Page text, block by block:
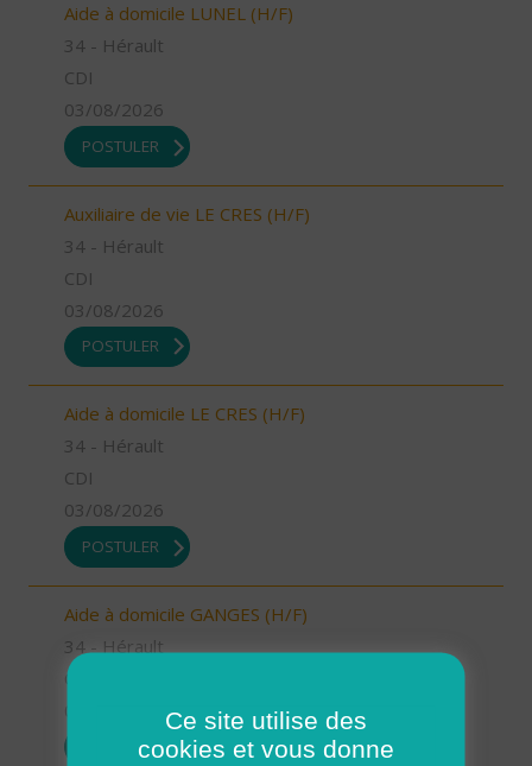
Aide à domicile LUNEL (H/F)
34 - Hérault
CDI
03/08/2026
POSTULER
Auxiliaire de vie LE CRES (H/F)
34 - Hérault
CDI
03/08/2026
POSTULER
Aide à domicile LE CRES (H/F)
34 - Hérault
CDI
03/08/2026
POSTULER
Aide à domicile GANGES (H/F)
34 - Hérault
CDD
POSTULER
Ce site utilise des
cookies et vous donne